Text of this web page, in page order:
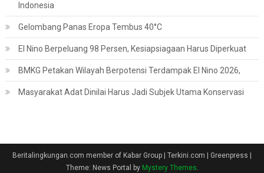
Indonesia
Gelombang Panas Eropa Tembus 40°C
El Nino Berpeluang 98 Persen, Kesiapsiagaan Harus Diperkuat
BMKG Petakan Wilayah Berpotensi Terdampak El Nino 2026,
Masyarakat Adat Dinilai Harus Jadi Subjek Utama Konservasi
Beritalingkungan.com member of Kabar Group | Terkini.com | Greenpress
Theme: News Portal by Mystery Themes.